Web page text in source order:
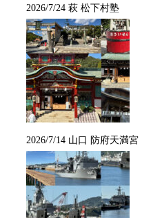
2026/7/24 萩 松下村塾
2026/7/14 山口 防府天満宮